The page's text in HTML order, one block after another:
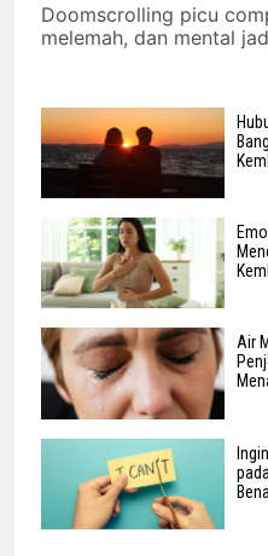
Doomscrolling picu
melemah, dan mental
Air